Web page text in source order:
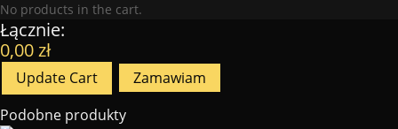
No products in the cart.
Łącznie:
0,00zł
Update Cart
Zamawiam
Podobne produkty